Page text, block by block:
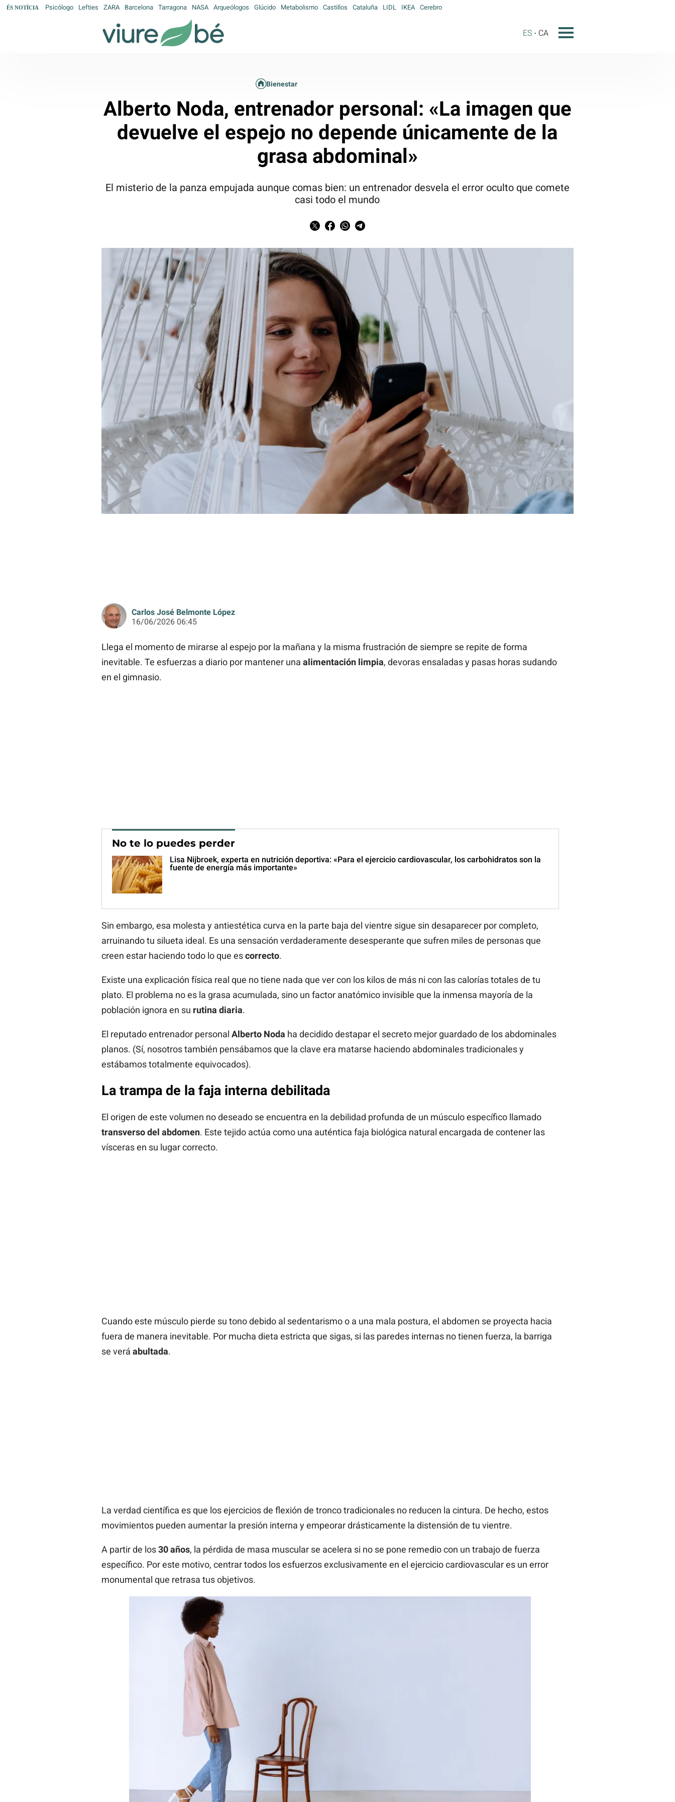
ÉS NOTÍCIA Psicólogo Lefties ZARA Barcelona Tarragona NASA Arqueólogos Glúcido Metabolismo Castillos Cataluña LIDL IKEA Cerebro
ES CA
Bienestar
Alberto Noda, entrenador personal: «La imagen que
devuelve el espejo no depende únicamente de la
grasa abdominal»
El misterio de la panza empujada aunque comas bien: un entrenador desvela el error oculto que comete
casi todo el mundo
Carlos José Belmonte López
16/06/2026 06:45
Llega el momento de mirarse al espejo por la mañana y la misma frustración de siempre se repite de forma
inevitable. Te esfuerzas a diario por mantener una alimentación limpia, devoras ensaladas y pasas horas sudando
en el gimnasio.
No te lo puedes perder
Lisa Nijbroek, experta en nutrición deportiva: «Para el ejercicio cardiovascular, los carbohidratos son la
fuente de energía más importante»
Sin embargo, esa molesta y antiestética curva en la parte baja del vientre sigue sin desaparecer por completo,
arruinando tu silueta ideal. Es una sensación verdaderamente desesperante que sufren miles de personas que
creen estar haciendo todo lo que escorrecto.
Existe una explicación física real que no tiene nada que ver con los kilos de más ni con las calorías totales de tu
plato. El problema no es la grasa acumulada, sino un factor anatómico invisible que la inmensa mayoría de la
población ignora en su rutina diaria.
El reputado entrenador personal Alberto Noda ha decidido destapar el secreto mejor guardado de los abdominales
planos. (Sí, nosotros también pensábamos que la clave era matarse haciendo abdominales tradicionales y
estábamos totalmente equivocados).
La trampa de la faja interna debilitada
El origen de este volumen no deseado se encuentra en la debilidad profunda de un músculo específico llamado
transverso del abdomen. Este tejido actúa como una auténtica faja biológica natural encargada de contener las
vísceras en su lugar correcto.
Cuando este músculo pierde su tono debido al sedentarismo o a una mala postura, el abdomen se proyecta hacia
fuera de manera inevitable. Por mucha dieta estricta que sigas, si las paredes internas no tienen fuerza, la barriga
se verá abultada.
La verdad científica es que los ejercicios de flexión de tronco tradicionales no reducen la cintura. De hecho, estos
movimientos pueden aumentar la presión interna y empeorar drásticamente la distensión de tu vientre.
A partir de los30 años, la pérdida de masa muscular se acelera si no se pone remedio con un trabajo de fuerza
específico. Por este motivo, centrar todos los esfuerzos exclusivamente en el ejercicio cardiovascular es un error
monumental que retrasa tus objetivos.